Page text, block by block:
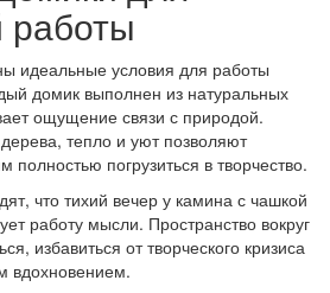
работы
идеальные условия для работы
домик выполнен из натуральных
ощущение связи с природой.
тепло и уют позволяют
полностью погрузиться в творчество.
что тихий вечер у камина с чашкой
работу мысли. Пространство вокруг
избавиться от творческого кризиса
вдохновением.